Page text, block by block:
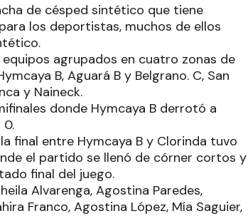
de césped sintético que tiene
los deportistas, muchos de ellos
agrupados en cuatro zonas de
B, Aguará B y Belgrano. C, San
y Naineck.
donde Hymcaya B derrotó a
0.
final entre Hymcaya B y Clorinda tuvo
el partido se llenó de córner cortos y
final del juego.
Alvarenga, Agostina Paredes,
Franco, Agostina López, Mía Saguier,